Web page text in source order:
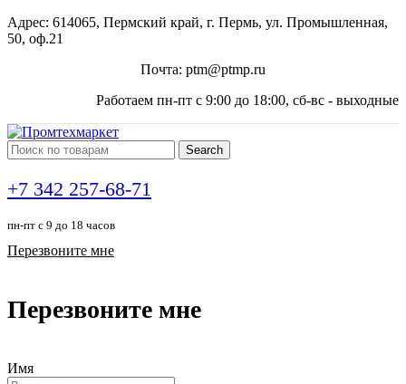
Адрес: 614065, Пермский край, г. Пермь, ул. Промышленная,
50, оф.21
Почта: ptm@ptmp.ru
Работаем пн-пт с 9:00 до 18:00, сб-вс - выходные
Search
+7 342 257-68-71
пн-пт с 9 до 18 часов
Перезвоните мне
Перезвоните мне
Имя